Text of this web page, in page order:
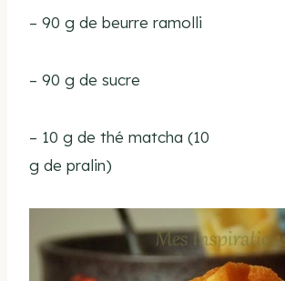
– 90 g de beurre ramolli
– 90 g de sucre
– 10 g de thé matcha (10
g de pralin)